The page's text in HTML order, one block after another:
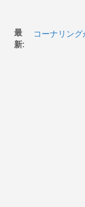
最
新:
Italjet
コーナリン
Italjet
マホホルダ